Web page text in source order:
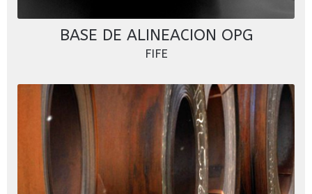
BASE DE ALINEACION OPG
FIFE